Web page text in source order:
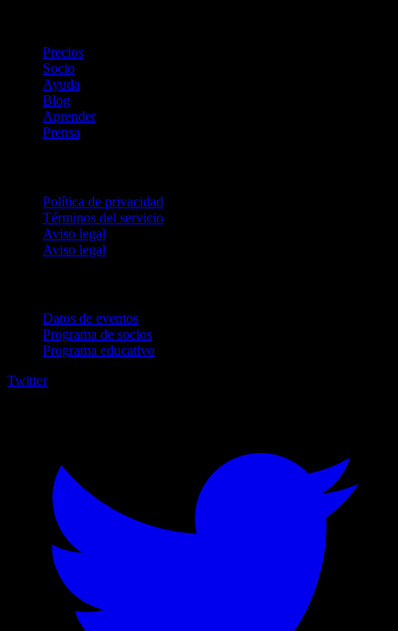
Precios
Socio
Ayuda
Blog
Aprender
Prensa
Política de privacidad
Términos del servicio
Aviso legal
Aviso legal
Datos de eventos
Programa de socios
Programa educativo
Twitter